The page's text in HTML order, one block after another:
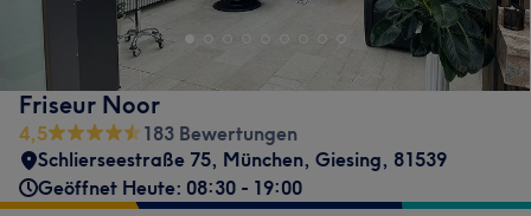
Friseur Noor
4,5
183 Bewertungen
Schlierseestraße 75, München, Giesing, 81539
Geöffnet Heute: 08:30 - 19:00